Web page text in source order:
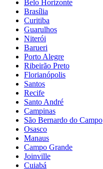
Belo Horizonte
Brasília
Curitiba
Guarulhos
Niterói
Barueri
Porto Alegre
Ribeirão Preto
Florianópolis
Santos
Recife
Santo André
Campinas
São Bernardo do Campo
Osasco
Manaus
Campo Grande
Joinville
Cuiabá